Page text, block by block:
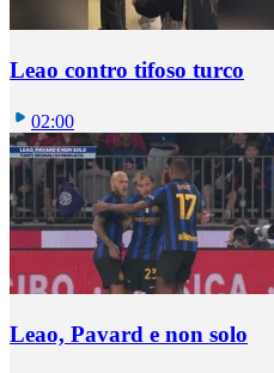
Leao contro tifoso turco
02:00
Leao, Pavard e non solo